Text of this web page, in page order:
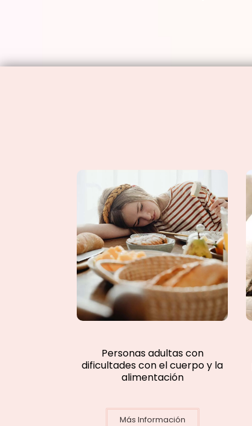
Personas adultas con
dificultades con el cuerpo y la
alimentación
Más Información